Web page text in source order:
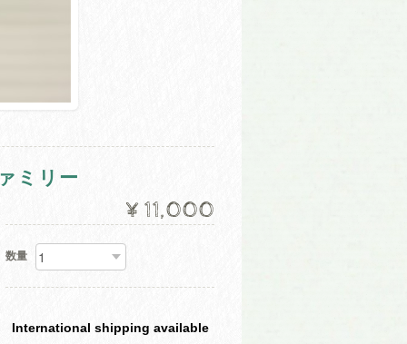
ミリー
¥11,000
数量
International shipping available